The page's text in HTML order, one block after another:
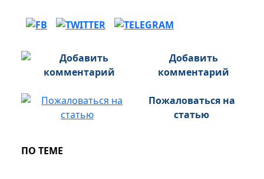
Добавить
комментарий
Пожаловаться на
статью
ПО ТЕМЕ